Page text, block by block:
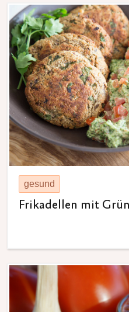
gesund
Frikadellen mit